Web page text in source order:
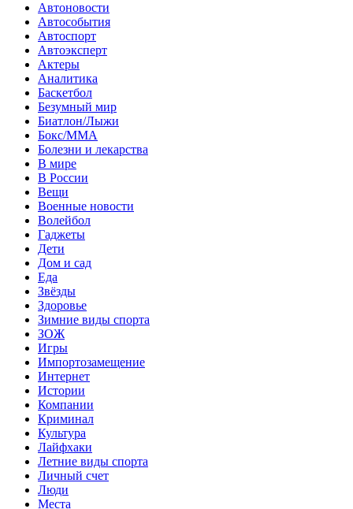
Автоновости
Автособытия
Автоспорт
Автоэксперт
Актеры
Аналитика
Баскетбол
Безумный мир
Биатлон/Лыжи
Бокс/MMA
Болезни и лекарства
В мире
В России
Вещи
Военные новости
Волейбол
Гаджеты
Дети
Дом и сад
Еда
Звёзды
Здоровье
Зимние виды спорта
ЗОЖ
Игры
Импортозамещение
Интернет
Истории
Компании
Криминал
Культура
Лайфхаки
Летние виды спорта
Личный счет
Люди
Места